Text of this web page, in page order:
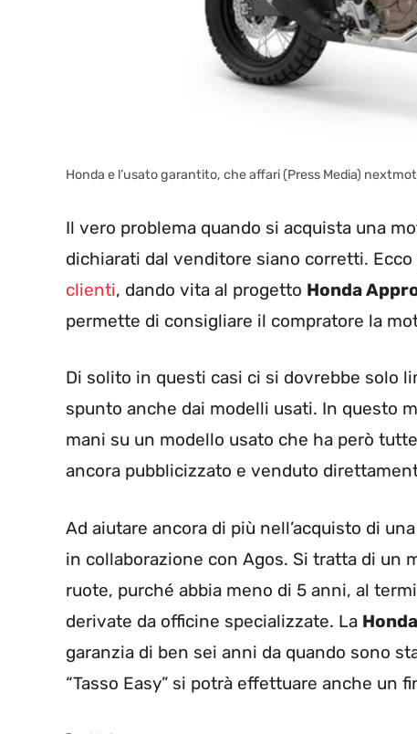
Honda e l’usato garantito, che affari (Press Media)
Il vero problema quando si acquista una
dichiarati dal venditore siano corretti. Ecco
clienti, dando vita al progetto Honda
permette di consigliare il compratore la
Di solito in questi casi ci si dovrebbe solo
spunto anche dai modelli usati. In questo
mani su un modello usato che ha però
ancora pubblicizzato e venduto
Ad aiutare ancora di più nell’acquisto di
in collaborazione con Agos. Si tratta di un
ruote, purché abbia meno di 5 anni, al
derivate da officine specializzate. La Honda
garanzia di ben sei anni da quando sono
“Tasso Easy” si potrà effettuare anche un